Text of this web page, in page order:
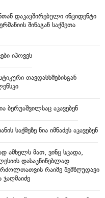
დაკავშირებული ინციდენტი
შინაგან საქმეთა
იპოვეს
თავდასხმებისგან
ბერუაშვილსაც აკავებენ
საქმეზე ნია იმნაძეს აკავებენ
ამხელს მათ, ვინც სცადა,
დასაკნინებლად
რაიმე შემზღუდავი